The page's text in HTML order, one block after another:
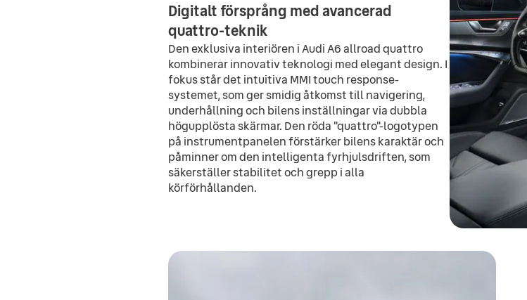
Digitalt försprång med avancerad
quattro-teknik
Den exklusiva interiören i Audi A6 allroad quattro
kombinerar innovativ teknologi med elegant design. I
fokus står det intuitiva MMI touch response-
systemet, som ger smidig åtkomst till navigering,
underhållning och bilens inställningar via dubbla
högupplösta skärmar. Den röda "quattro"-logotypen
på instrumentpanelen förstärker bilens karaktär och
påminner om den intelligenta fyrhjulsdriften, som
säkerställer stabilitet och grepp i alla
körförhållanden.